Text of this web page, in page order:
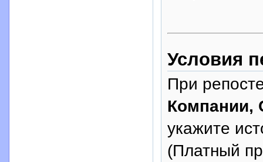
Условия
При
Компании,
укажите
(Платный